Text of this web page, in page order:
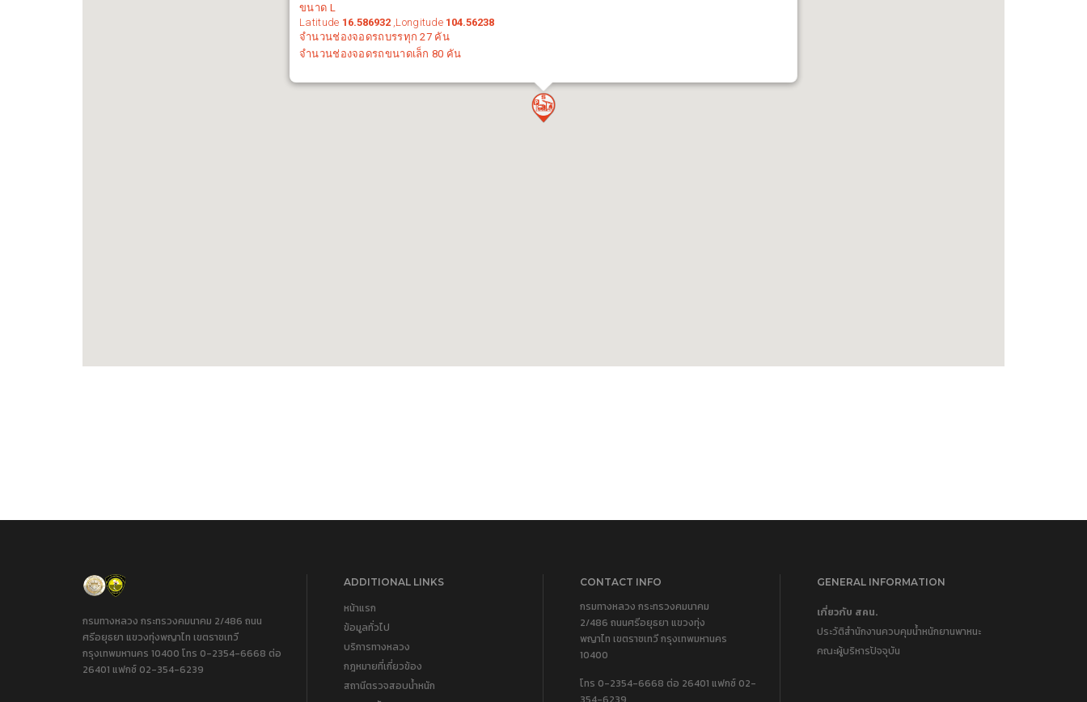
ขนาด L
Latitude 16.586932,Longitude 104.56238
จำนวนช่องจอดรถบรรทุก27คัน
จำนวนช่องจอดรถขนาดเล็ก 80 คัน
กรมทางหลวง กระทรวงคมนาคม 2/486 ถนน
ศรีอยุธยา แขวงทุ่งพญาไท เขตราชเทวี
กรุงเทพมหานคร 10400 โทร 0-2354-6668 ต่อ
26401 แฟกซ์ 02-354-6239
ADDITIONAL LINKS
หน้าแรก
ข้อมูลทั่วไป
บริการทางหลวง
กฎหมายที่เกี่ยวข้อง
สถานีตรวจสอบน้ำหนัก
CONTACT INFO
กรมทางหลวง กระทรวงคมนาคม
2/486 ถนนศรีอยุธยา แขวงทุ่ง
พญาไท เขตราชเทวี กรุงเทพมหานคร
10400
โทร 0-2354-6668 ต่อ 26401 แฟกซ์ 02-
GENERAL INFORMATION
เกี่ยวกับ สคน.
ประวัติสำนักงานควบคุมน้ำหนักยานพาหนะ
คณะผู้บริหารปัจจุบัน